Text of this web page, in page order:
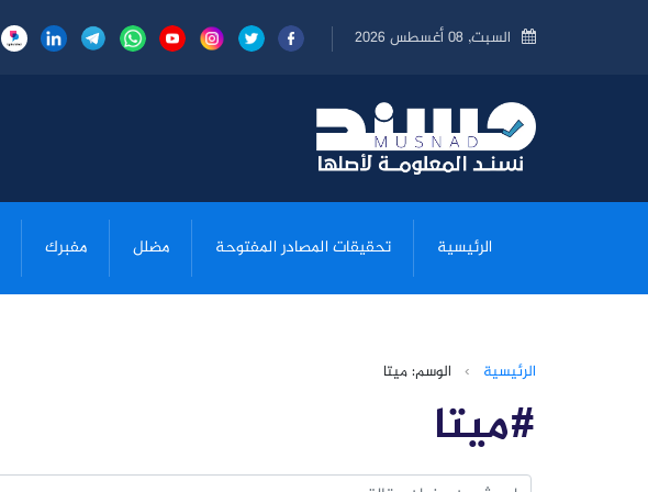
السبت, 08 أغسطس 2026
الرئيسية تحقيقات المصادر المفتوحة مضلل مفبرك
الرئيسية › الوسم: ميتا
#ميتا